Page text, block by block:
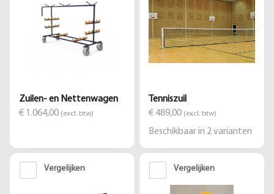
Zuilen- en Nettenwagen
€ 1.064,00 (excl. btw)
Tenniszuil
€ 489,00 (excl. btw)
Beschikbaar in 2varianten
Vergelijken Vergelijken